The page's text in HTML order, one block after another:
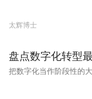
太辉博士
盘点数字化转型
把数字化当作阶段性的